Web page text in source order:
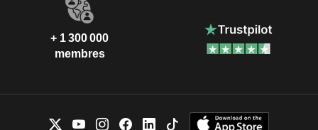
+ 1 300 000
membres